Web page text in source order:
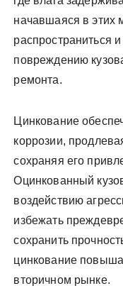
начавшаяся в этих
распространиться
повреждению
ремонта.
Цинкование
коррозии,
сохраняя его
Оцинкованный
воздействию
избежать
сохранить
цинкование
вторичном рынке.